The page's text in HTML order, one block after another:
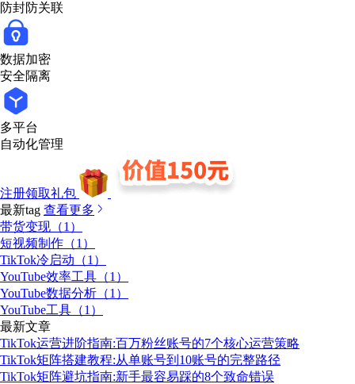
防封防关联
数据加密
安全隔离
多平台
自动化管理
注册领取礼包
最新tag 查看更多
带货变现（1）
短视频制作（1）
TikTok冷启动（1）
YouTube效率工具（1）
YouTube数据分析（1）
YouTube工具（1）
最新文章
TikTok运营进阶指南:百万粉丝账号的7个核心运营策略
TikTok矩阵搭建教程:从单账号到10账号的完整路径
TikTok矩阵避坑指南:新手最容易踩的8个致命错误